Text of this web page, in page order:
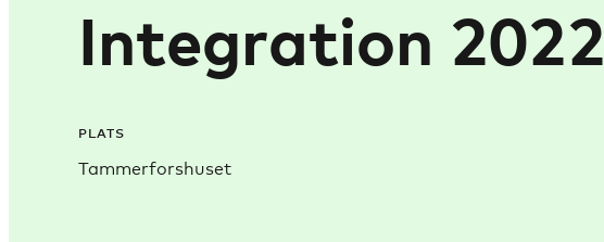
Integration 2022
PLATS
Tammerforshuset